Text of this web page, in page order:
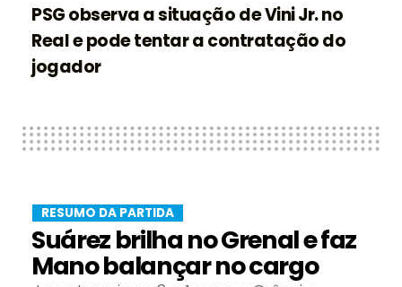
PSG observa a situação de Vini Jr. no
Real e pode tentar a contratação do
jogador
RESUMO DA PARTIDA
Suárez brilha no Grenal e faz
Mano balançar no cargo